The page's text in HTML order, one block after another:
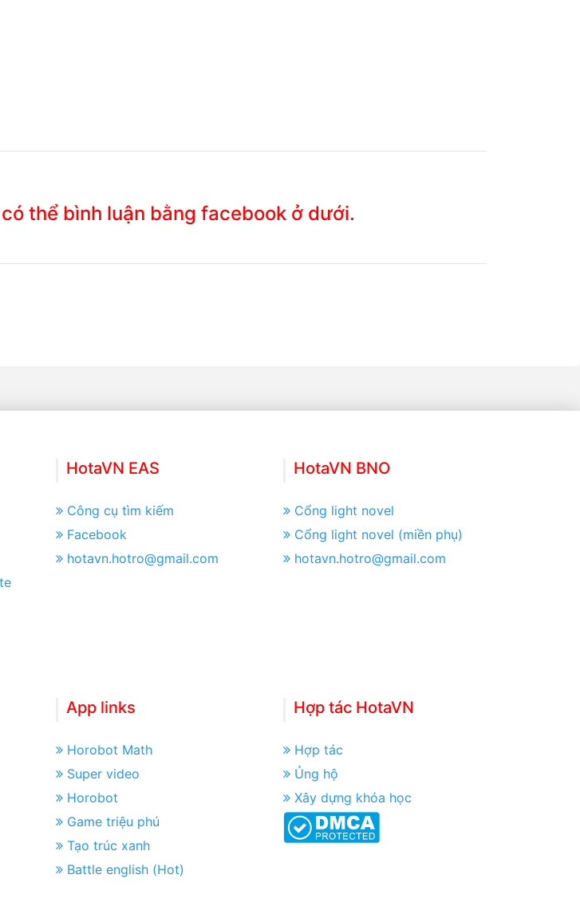
thể bình luận bằng facebook ở dưới.
HotaVN EAS
Công cụ tìm kiếm
Facebook
hotavn.hotro@gmail.com
HotaVN BNO
Cổng light novel
Cổng light novel (miền phụ)
hotavn.hotro@gmail.com
App links
Horobot Math
Super video
Horobot
Game triệu phú
Tạo trúc xanh
Battle english (Hot)
Hợp tác HotaVN
Hợp tác
Ủng hộ
Xây dựng khóa học